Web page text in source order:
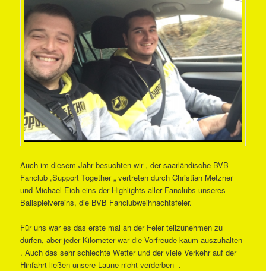
Auch im diesem Jahr besuchten wir , der saarländische BVB
Fanclub „Support Together „ vertreten durch Christian Metzner
und Michael Eich eins der Highlights aller Fanclubs unseres
Ballspielvereins, die BVB Fanclubweihnachtsfeier.
Für uns war es das erste mal an der Feier teilzunehmen zu
dürfen, aber jeder Kilometer war die Vorfreude kaum auszuhalten
. Auch das sehr schlechte Wetter und der viele Verkehr auf der
Hinfahrt ließen unsere Laune nicht verderben .